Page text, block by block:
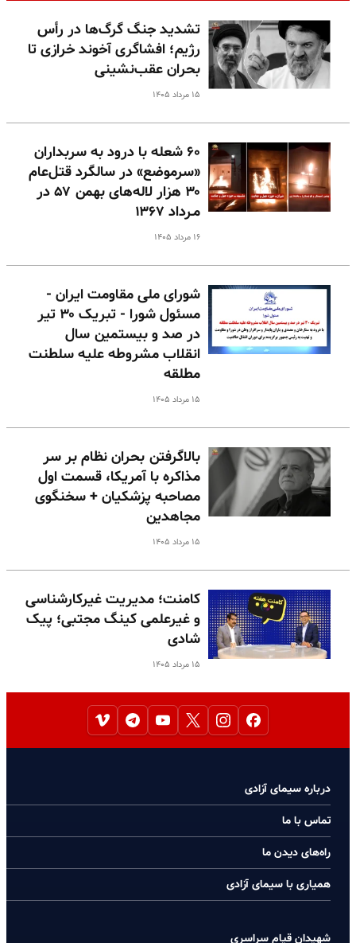
تشدید جنگ گرگ‌ها در رأس
رژیم؛ افشاگری آخوند خرازی تا
بحران عقب‌نشینی
۱۵ مرداد ۱۴۰۵
۶۰ شعله با درود به سربداران
«سرموضع» در سالگرد قتل‌عام
۳۰ هزار لاله‌های بهمن ۵۷ در
مـرداد ۱۳۶۷
۱۶ مرداد ۱۴۰۵
شورای ملی مقاومت ایران -
مسئول شورا - تبریک ۳۰ تیر
در صد و بیستمین سال
انقلاب مشروطه علیه سلطنت
مطلقه
۱۵ مرداد ۱۴۰۵
بالا‌گرفتن بحران نظام بر سر
مذاکره با آمریکا، قسمت اول
مصاحبه پزشکیان + سخنگوی
مجاهدین
۱۵ مرداد ۱۴۰۵
کامنت؛ مدیریت غیرکارشناسی
و غیرعلمی کینگ مجتبی؛ پیک
شادی
۱۵ مرداد ۱۴۰۵
درباره سیمای آزادی
تماس با ما
راه‌های دیدن ما
همیاری با سیمای آزادی
شهیدان قیام سراسری